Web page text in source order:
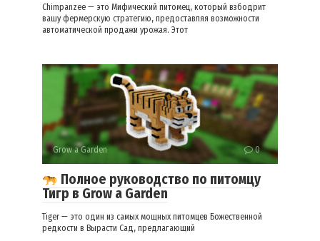
Chimpanzee — это Мифический питомец, который взбодрит
вашу фермерскую стратегию, предоставляя возможности
автоматической продажи урожая. Этот
Grow a Garden 0
Полное руководство по питомцу
Тигр в Grow a Garden
Tiger — это один из самых мощных питомцев Божественной
редкости в Вырасти Сад, предлагающий